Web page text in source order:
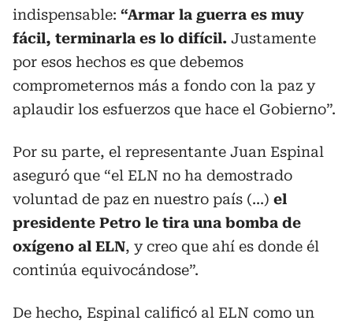
indispensable: “Armar la guerra es muy
fácil, terminarla es lo difícil. Justamente
por esos hechos es que debemos
comprometernos más a fondo con la paz y
aplaudir los esfuerzos que hace el Gobierno”.
Por su parte, el representante Juan Espinal
aseguró que “el ELN no ha demostrado
voluntad de paz en nuestro país (...) el
presidente Petro le tira una bomba de
oxígeno al ELN, y creo que ahí es donde él
continúa equivocándose”.
De hecho, Espinal calificó al ELN como un